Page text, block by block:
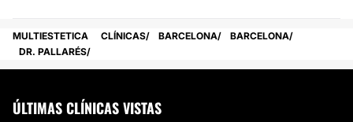
MULTIESTETICA CLÍNICAS BARCELONA
BARCELONA
DR. PALLARÉS
ÚLTIMAS CLÍNICAS VISTAS